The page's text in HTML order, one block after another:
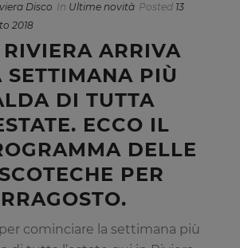
Disco In Ultime novità Posted 13
2018
ARRIVA
SETTIMANA PIÙ
DI TUTTA
ECCO IL
DELLE
PER
cominciare la settimana più